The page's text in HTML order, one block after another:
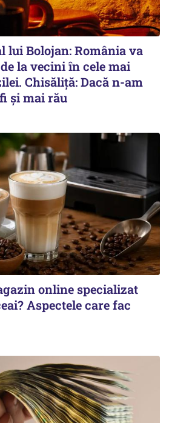
lui Bolojan: România va
la vecini în cele mai
Chisăliță: Dacă n-am
și mai rău
online specializat
Aspectele care fac